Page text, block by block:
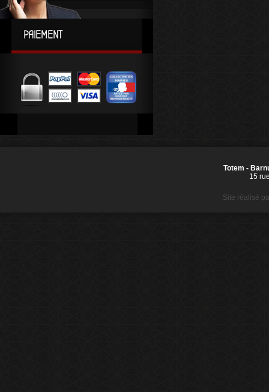
PAIEMENT
Totem -
15
Site réalisé